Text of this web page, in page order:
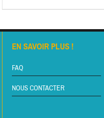
EN SAVOIR PLUS !
FAQ
NOUS CONTACTER